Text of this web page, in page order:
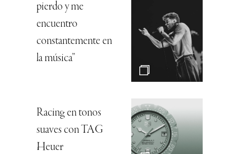
pierdo y me
encuentro
constantemente en
la música”
Racing en tonos
suaves con TAG
Heuer